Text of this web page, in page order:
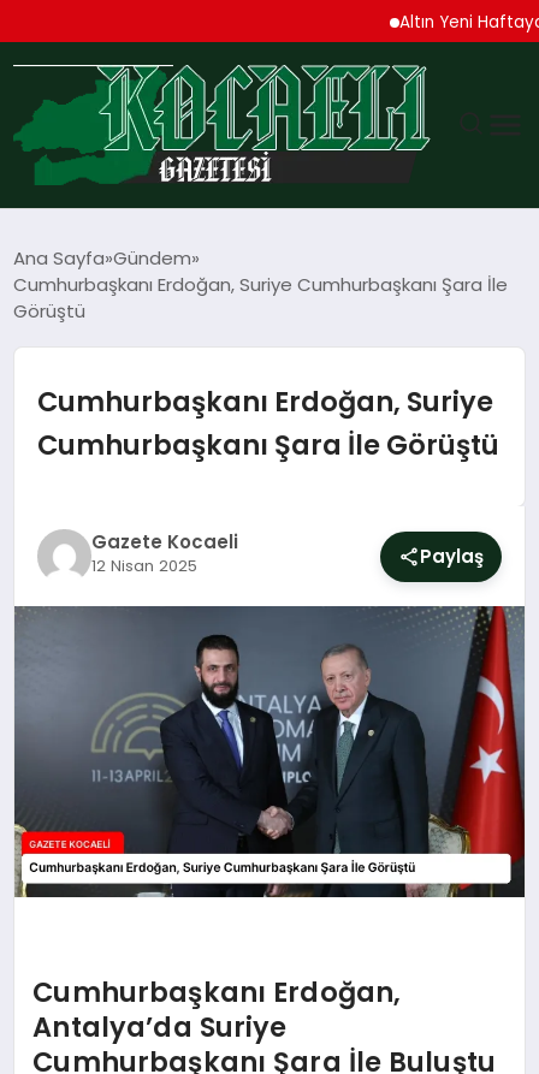
Altın Yeni Haftaya
TEKNOLOJI
SIYASET
YAŞAM
SAĞLIK
Ana Sayfa Gündem
Cumhurbaşkanı Erdoğan, Suriye Cumhurbaşkanı Şara İle
Görüştü
Cumhurbaşkanı Erdoğan, Suriye
Cumhurbaşkanı Şara İle Görüştü
Gazete Kocaeli
12 Nisan 2025 Paylaş
Cumhurbaşkanı Erdoğan,
Antalya’da Suriye
Cumhurbaşkanı Şara İle Buluştu